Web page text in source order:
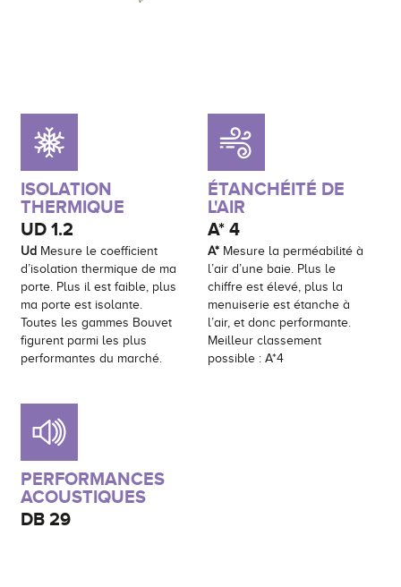
ISOLATION
THERMIQUE
UD1.2
Ud Mesure le coefficient
d’isolation thermique de ma
porte. Plus il est faible, plus
ma porte est isolante.
Toutes les gammes Bouvet
figurent parmi les plus
performantes du marché.
ÉTANCHÉITÉ DE
L'AIR
A*4
A* Mesure la perméabilité à
l’air d’une baie. Plus le
chiffre est élevé, plus la
menuiserie est étanche à
l’air, et donc performante.
Meilleur classement
possible : A*4
PERFORMANCES
ACOUSTIQUES
DB29